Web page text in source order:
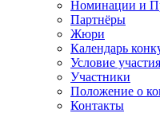
Номинации и
Партнёры
Жюри
Календарь
Условие
Участники
Положение о
Контакты